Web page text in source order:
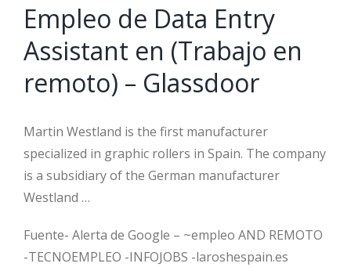
Empleo de Data Entry
Assistant en (Trabajo en
remoto) – Glassdoor
Martin Westland is the first manufacturer
specialized in graphic rollers in Spain. The company
is a subsidiary of the German manufacturer
Westland …
Fuente- Alerta de Google – ~empleo AND REMOTO
-TECNOEMPLEO -INFOJOBS -laroshespain.es